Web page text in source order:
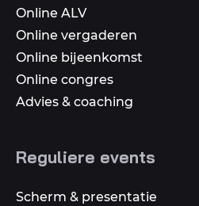
Online ALV
Online vergaderen
Online bijeenkomst
Online congres
Advies & coaching
Reguliere events
Scherm & presentatie